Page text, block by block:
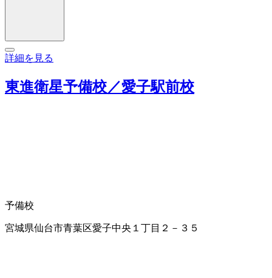
詳細を見る
東進衛星予備校／愛子駅前校
予備校
宮城県仙台市青葉区愛子中央１丁目２－３５